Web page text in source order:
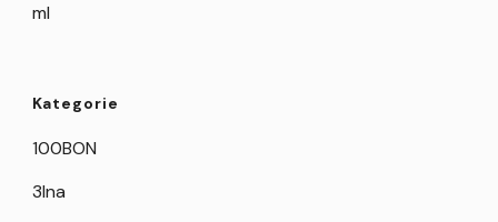
ml
Kategorie
100BON
3Ina